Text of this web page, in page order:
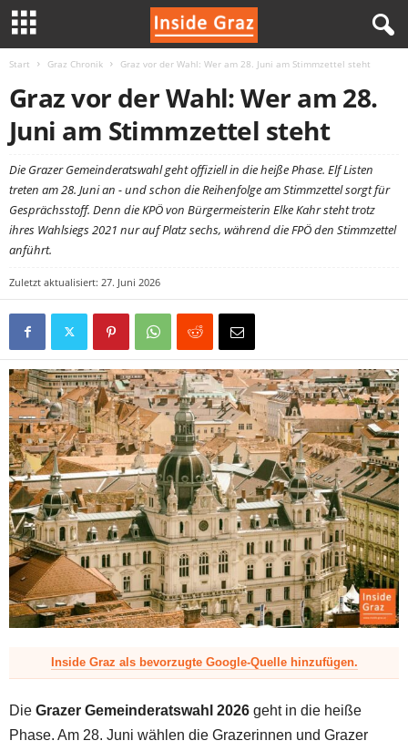
Start Graz Chronik Graz vor der Wahl: Wer am 28. Juni am Stimmzettel steht
Graz vor der Wahl: Wer am 28.
Juni am Stimmzettel steht
Die Grazer Gemeinderatswahl geht offiziell in die heiße Phase. Elf Listen
treten am 28. Juni an - und schon die Reihenfolge am Stimmzettel sorgt für
Gesprächsstoff. Denn die KPÖ von Bürgermeisterin Elke Kahr steht trotz
ihres Wahlsiegs 2021 nur auf Platz sechs, während die FPÖ den Stimmzettel
anführt.
Zuletzt aktualisiert: 27. Juni 2026
Inside Graz als bevorzugte Google-Quelle hinzufügen.
Die Grazer Gemeinderatswahl 2026 geht in die heiße
Phase. Am 28. Juni wählen die Grazerinnen und Grazer